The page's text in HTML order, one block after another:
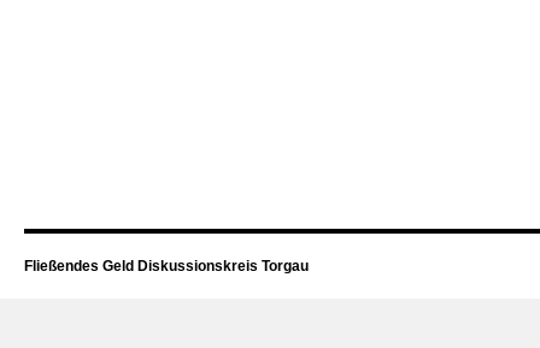
Fließendes Geld Diskussionskreis Torgau